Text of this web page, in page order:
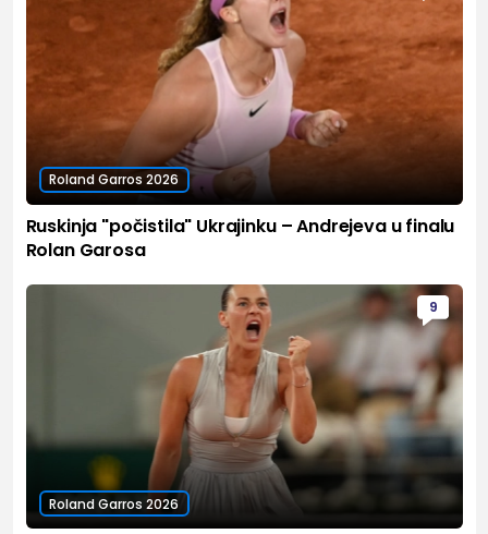
Roland Garros 2026
Ruskinja "počistila" Ukrajinku – Andrejeva u finalu
Rolan Garosa
9
Roland Garros 2026